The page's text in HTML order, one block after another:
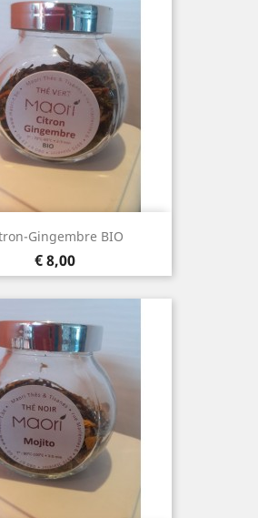
Gingembre BIO
Prijs
€ 8,00